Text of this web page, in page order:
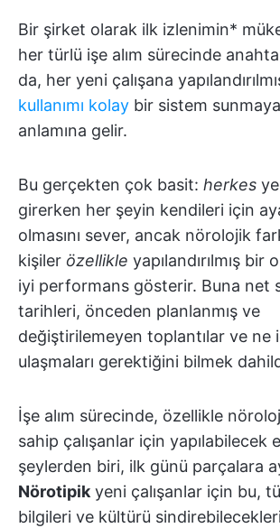
Bir şirket olarak ilk izlenimin*
her türlü işe alım sürecinde
da, her yeni çalışana
kullanımı kolay bir sistem
anlamına gelir.
Bu gerçekten çok basit: herkes
girerken her şeyin kendileri için
olmasını sever, ancak nörolojik
kişiler özellikle yapılandırılmış
iyi performans gösterir. Buna net
tarihleri, önceden planlanmış ve
değiştirilemeyen toplantılar ve ne
ulaşmaları gerektiğini bilmek
İşe alım sürecinde, özellikle
sahip çalışanlar için yapılabilecek
şeylerden biri, ilk günü parçalara
Nörotipikyeni çalışanlar için bu,
bilgileri ve kültürü